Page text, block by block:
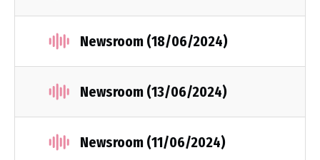
Newsroom (18/06/2024)
Newsroom (13/06/2024)
Newsroom (11/06/2024)